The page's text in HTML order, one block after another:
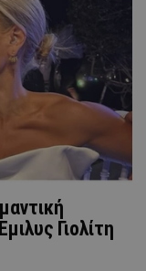
Γιολίτη